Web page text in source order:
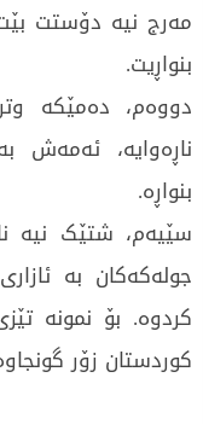
مەرج نیە دۆستت
بنواڕیت.
دووەم، دەمێکە
ناڕەوایە، ئەمەش
بنواڕە.
سێیەم، شتێک نیە
جولەکەکان بە
کردوە. بۆ نمونە
کوردستان زۆر